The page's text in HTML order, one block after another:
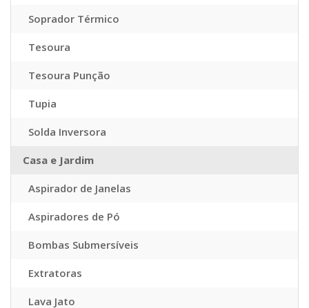
Soprador Térmico
Tesoura
Tesoura Punção
Tupia
Solda Inversora
Casa e Jardim
Aspirador de Janelas
Aspiradores de Pó
Bombas Submersíveis
Extratoras
Lava Jato